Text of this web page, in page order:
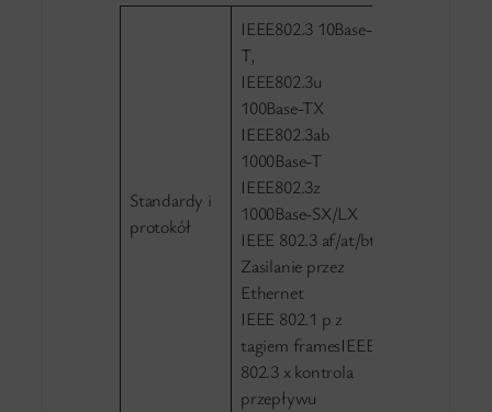
Standardy i
protokół
IEEE802.3 10Base-
T,
IEEE802.3u
100Base-TX
IEEE802.3ab
1000Base-T
IEEE802.3z
1000Base-SX/LX
IEEE 802.3 af/at/bt
Zasilanie przez
Ethernet
IEEE 802.1 p z
tagiem framesIEEE
802.3 x kontrola
przepływu